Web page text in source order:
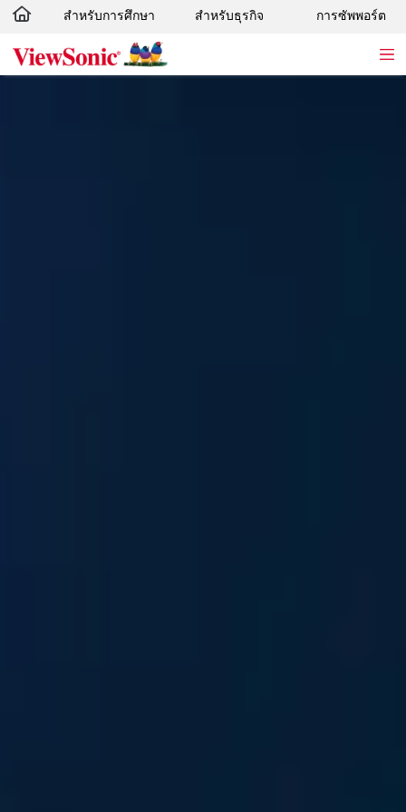
Skip to main content
สำหรับการศึกษา สำหรับธุรกิจ การซัพพอร์ต